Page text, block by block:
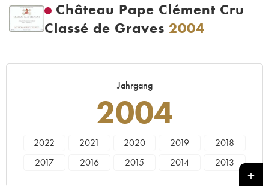
Château Pape Clément Cru
Classé de Graves 2004
Jahrgang
2004
2022 2021 2020 2019
2018
2017
2016 2015 2014
2013